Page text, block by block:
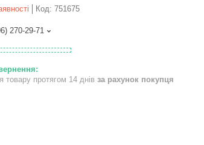
Код: 751675
270-29-71
товару протягом 14 днів за рахунок покупця